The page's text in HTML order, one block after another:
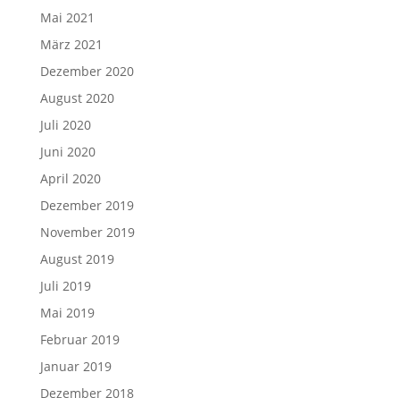
Mai 2021
März 2021
Dezember 2020
August 2020
Juli 2020
Juni 2020
April 2020
Dezember 2019
November 2019
August 2019
Juli 2019
Mai 2019
Februar 2019
Januar 2019
Dezember 2018